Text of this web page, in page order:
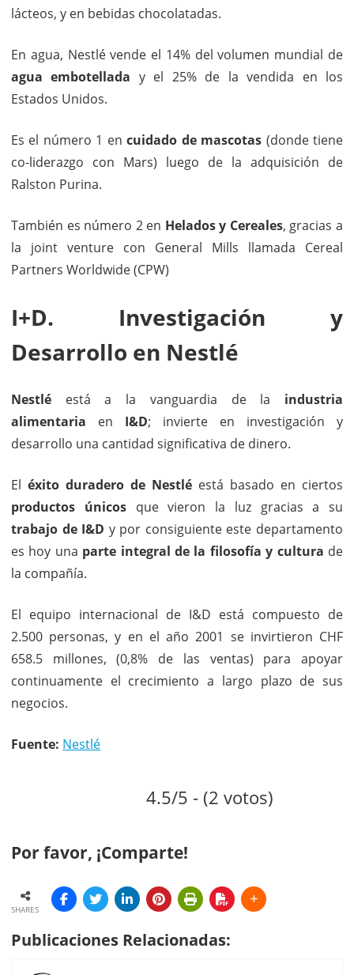
lácteos, y en bebidas chocolatadas.
En agua, Nestlé vende el 14% del volumen mundial de
agua embotellada y el 25% de la vendida en los
Estados Unidos.
Es el número 1 encuidado de mascotas (donde tiene
co-liderazgo con Mars) luego de la adquisición de
Ralston Purina.
También es número 2 en Helados y Cereales, gracias a
la joint venture con General Mills llamada Cereal
Partners Worldwide (CPW)
I+D. Investigación y
Desarrollo en Nestlé
Nestlé está a la vanguardia de la industria
alimentaria en I&D; invierte en investigación y
desarrollo una cantidad significativa de dinero.
El éxito duradero de Nestlé está basado en ciertos
productos únicosque vieron la luz gracias a su
trabajo de I&D y por consiguiente este departamento
es hoy una parte integral de la filosofía y cultura de
la compañía.
El equipo internacional de I&D está compuesto de
2.500 personas, y en el año 2001 se invirtieron CHF
658.5 millones, (0,8% de las ventas) para apoyar
continuamente el crecimiento a largo plazo de sus
negocios.
Fuente: Nestlé
4.5/5 - (2 votos)
Por favor, ¡Comparte!
SHARES
Publicaciones Relacionadas: